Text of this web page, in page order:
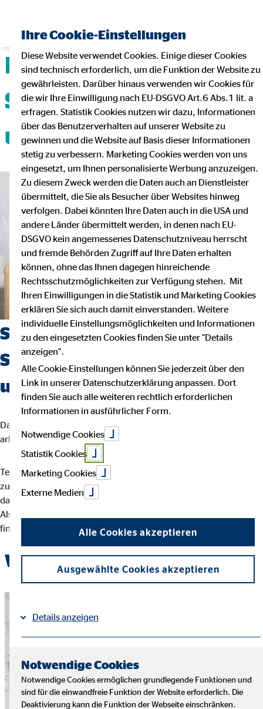
Deine Karriere mit
Sicherheit, Flexibilität
und Teamgeist!
Suchst du einen Job, der
Sicherheit, Selbstbestimmung
und Flexibilität vereint?
Dann bist du bei uns richtig. Wir glauben, dass man am besten
arbeitet, wenn man seinem eigenen Rhythmus folgt.
Teamarbeit und intensiver Austausch sind für uns der Schlüssel
zu besten Ergebnissen. Dein Arbeitsalltag ist abwechslungsreich,
da jede Kundin und jeder Kunde individuelle Lösungen braucht.
Als OVB-Berater*in unterstützt du deine Kund*innen bei
finanziellen Entscheidungen und der Erreichung ihrer Ziele.
Werde Teil des OVB-Teams
Ihre Cookie-Einstellungen
Diese Website verwendet Cookies. Einige dieser Cookies
sind technisch erforderlich, um die Funktion der Website zu
gewährleisten. Darüber hinaus verwenden wir Cookies für
die wir Ihre Einwilligung nach EU-DSGVO Art.6 Abs.1 lit. a
erfragen. Statistik Cookies nutzen wir dazu, Informationen
über das Benutzerverhalten auf unserer Website zu
gewinnen und die Website auf Basis dieser Informationen
stetig zu verbessern. Marketing Cookies werden von uns
eingesetzt, um Ihnen personalisierte Werbung anzuzeigen.
Zu diesem Zweck werden die Daten auch an Dienstleister
übermittelt, die Sie als Besucher über Websites hinweg
verfolgen. Dabei könnten Ihre Daten auch in die USA und
andere Länder übermittelt werden, in denen nach EU-
DSGVO kein angemessenes Datenschutzniveau herrscht
und fremde Behörden Zugriff auf Ihre Daten erhalten
können, ohne das Ihnen dagegen hinreichende
Rechtsschutzmöglichkeiten zur Verfügung stehen. Mit
Ihren Einwilligungen in die Statistik und Marketing Cookies
erklären Sie sich auch damit einverstanden. Weitere
individuelle Einstellungsmöglichkeiten und Informationen
zu den eingesetzten Cookies finden Sie unter "Details
anzeigen".
Alle Cookie-Einstellungen können Sie jederzeit über den
Link in unserer Datenschutzerklärung anpassen. Dort
finden Sie auch alle weiteren rechtlich erforderlichen
Informationen in ausführlicher Form.
Notwendige Cookies
Statistik Cookies
Marketing Cookies
Externe Medien
Alle Cookies akzeptieren
Ausgewählte Cookies akzeptieren
Details anzeigen
Notwendige Cookies
Notwendige Cookies ermöglichen grundlegende Funktionen und
sind für die einwandfreie Funktion der Website erforderlich. Die
Deaktivierung kann die Funktion der Webseite einschränken.